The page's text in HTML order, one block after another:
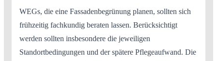
WEGs, die eine Fassadenbegrünung planen, sollten sich
frühzeitig fachkundig beraten lassen. Berücksichtigt
werden sollten insbesondere die jeweiligen
Standortbedingungen und der spätere Pflegeaufwand. Die